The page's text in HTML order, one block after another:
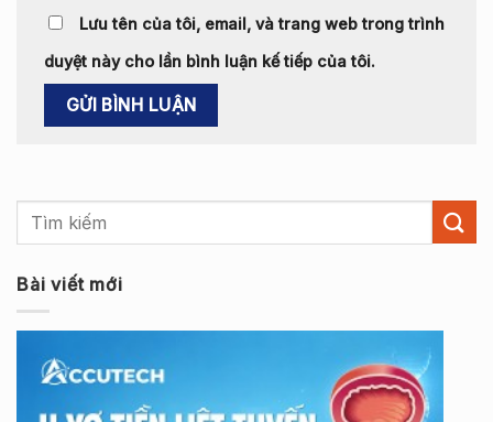
Lưu tên của tôi, email, và trang web trong trình
duyệt này cho lần bình luận kế tiếp của tôi.
Bài viết mới